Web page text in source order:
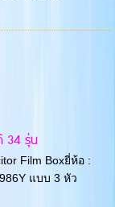
34 รุ่น
Film Boxยี่ห้อ :
แบบ 3 หัว